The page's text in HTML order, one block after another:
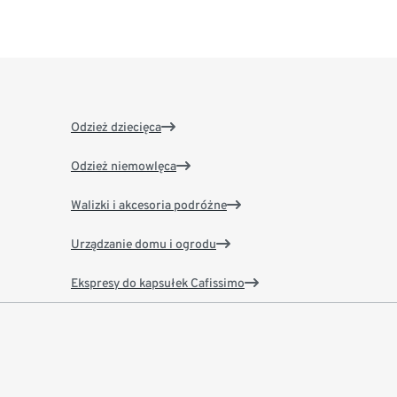
Odzież dziecięca
Odzież niemowlęca
Walizki i akcesoria podróżne
Urządzanie domu i ogrodu
Ekspresy do kapsułek Cafissimo